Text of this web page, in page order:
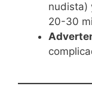
nudista)
20-30